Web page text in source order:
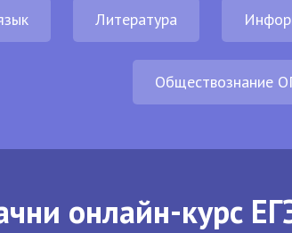
Литература
Обществознание
онлайн-курс